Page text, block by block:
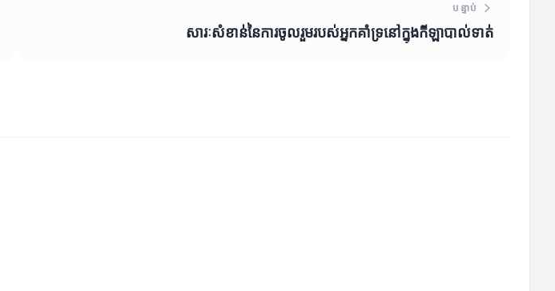
បន្ទាប់
សារៈសំខាន់នៃការចូលរួមរបស់អ្នកគាំទ្រនៅក្នុងកីឡាបាល់ទាត់